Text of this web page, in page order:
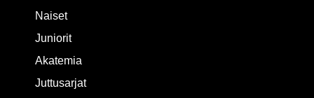
Naiset
Juniorit
Akatemia
Juttusarjat